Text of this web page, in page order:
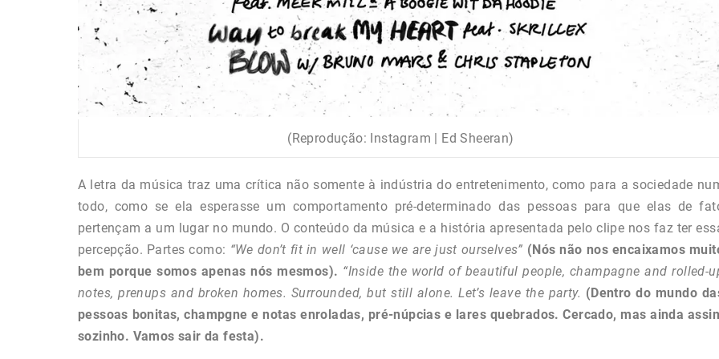
(Reprodução: Instagram | Ed Sheeran)
A letra da música traz uma crítica não somente à indústria do entretenimento, como para a sociedade
todo, como se ela esperasse um comportamento pré-determinado das pessoas para que elas de
pertençam a um lugar no mundo. O conteúdo da música e a história apresentada pelo clipe nos faz ter
percepção. Partes como: “We don’t fit in well ‘cause we are just ourselves” (Nós não nos encaixamos
bem porque somos apenas nós mesmos). “Inside the world of beautiful people, champagne and rolled-
notes, prenups and broken homes. Surrounded, but still alone. Let’s leave the party. (Dentro do mundo
pessoas bonitas, champgne e notas enroladas, pré-núpcias e lares quebrados. Cercado, mas ainda
sozinho. Vamos sair da festa).